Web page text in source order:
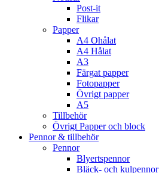
Post-it
Flikar
Papper
A4 Ohålat
A4 Hålat
A3
Färgat papper
Fotopapper
Övrigt papper
A5
Tillbehör
Övrigt Papper och block
Pennor & tillbehör
Pennor
Blyertspennor
Bläck- och kulpennor